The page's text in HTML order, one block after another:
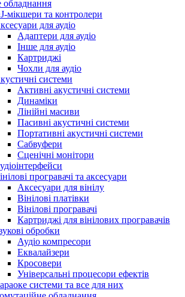
обладнання
мікшери та контролери
для аудіо
Адаптери для аудіо
Інше для аудіо
Картриджі
Чохли для аудіо
системи
Активні акустичні системи
Динаміки
Лінійні масиви
Пасивні акустичні системи
Портативні акустичні системи
Сабвуфери
Сценічні монітори
програвачі та аксесуари
Аксесуари для вінілу
Вінілові платівки
Вінілові програвачі
Картриджі для вінілових програвачів
обробки
Аудіо компресори
Еквалайзери
Кросовери
Універсальні процесори ефектів
системи та все для них